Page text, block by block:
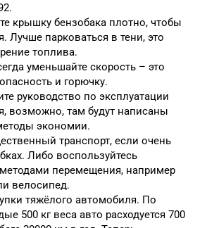
крышку бензобака плотно, чтобы
Лучше парковаться в тени, это
топлива.
уменьшайте скорость – это
и горючку.
руководство по эксплуатации
возможно, там будут написаны
экономии.
транспорт, если очень
Либо воспользуйтесь
перемещения, например
велосипед.
тяжёлого автомобиля. По
500 кг веса авто расходуется 700